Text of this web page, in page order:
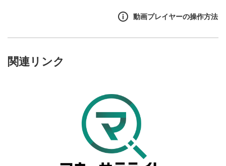
んと共に、株式投資をイチから学んでいきます！今回のテ
ーマは「テクニカル指標を学ぼう」！チャートを見て株の
ル指標を代表する「移動平均線」とは何なのか？わかりや
の動画セミナーをぜひお楽しみください！
動画プレイヤーの操作方法
関連リンク